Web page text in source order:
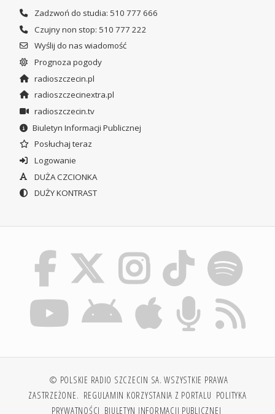
Zadzwoń do studia: 510 777 666
Czujny non stop: 510 777 222
Wyślij do nas wiadomość
Prognoza pogody
radioszczecin.pl
radioszczecinextra.pl
radioszczecin.tv
Biuletyn Informacji Publicznej
Posłuchaj teraz
Logowanie
DUŻA CZCIONKA
DUŻY KONTRAST
© POLSKIE RADIO SZCZECIN SA. WSZYSTKIE PRAWA
ZASTRZEŻONE. REGULAMIN KORZYSTANIA Z PORTALU POLITYKA
PRYWATNOŚCI BIULETYN INFORMACJI PUBLICZNEJ